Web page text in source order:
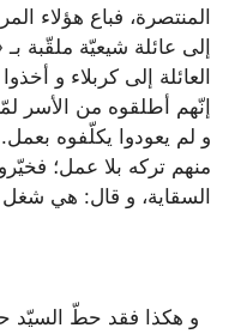
المنتصرة، فباع هؤلاء
إلى عائلة شيعيّة ملقّبة بـ
العائلة إلى كربلاء و
إنّهم أطلقوه من الأسر
و لم يعودوا يكلّفوه
منهم تركه بلا عمل؛
السقاية، و قال: هي
و هكذا فقد حطّ السيّد